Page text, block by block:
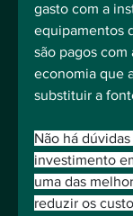
gasto com a
equipamentos
são pagos com
economia que
substituir a
Não há
investimento
uma das
reduzir os